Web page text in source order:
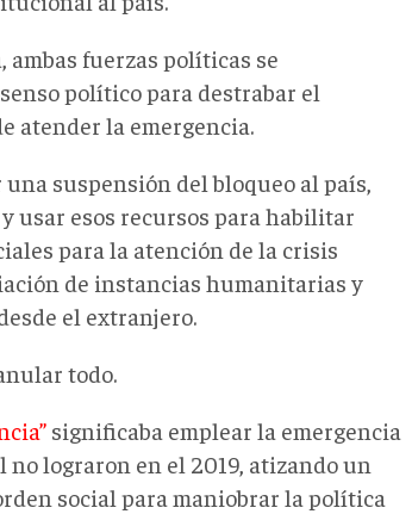
fuerzas políticas se
político para destrabar el
atender la emergencia.
suspensión del bloqueo al país,
usar esos recursos para habilitar
para la atención de la crisis
de instancias humanitarias y
el extranjero.
todo.
significaba emplear la emergencia
lograron en el 2019, atizando un
social para maniobrar la política